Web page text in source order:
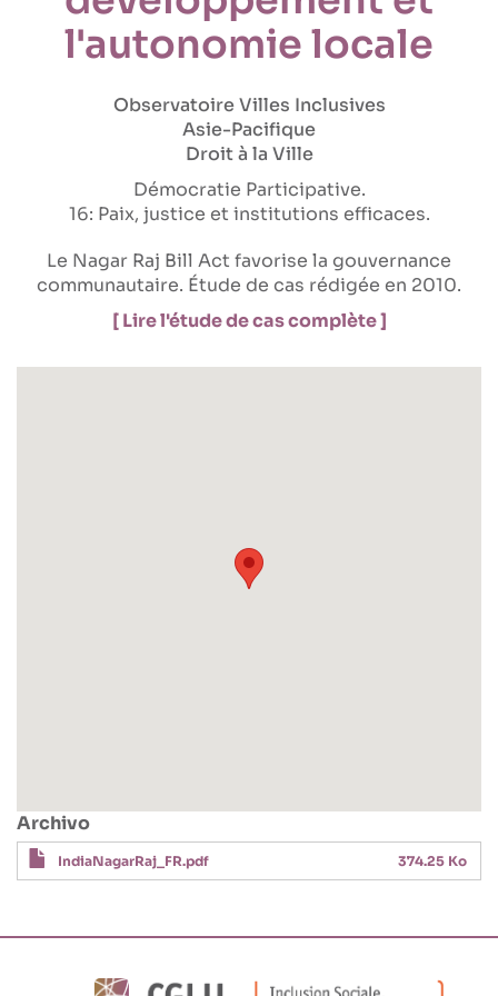
l'autonomie locale
Observatoire Villes Inclusives
Asie-Pacifique
Droit à la Ville
Démocratie Participative
16: Paix, justice et institutions efficaces
Le Nagar Raj Bill Act favorise la gouvernance
communautaire. Étude de cas rédigée en 2010.
[ Lire l'étude de cas complète ]
Archivo
IndiaNagarRaj_FR.pdf 374.25 Ko